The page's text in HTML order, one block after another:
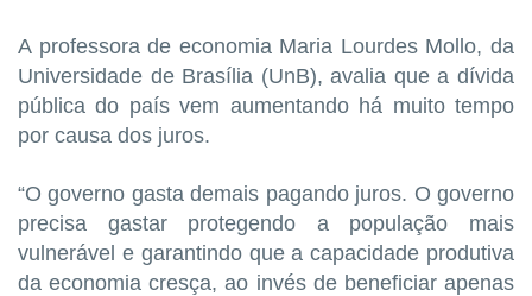
A professora de economia Maria Lourdes Mollo, da
Universidade de Brasília (UnB), avalia que a dívida
pública do país vem aumentando há muito tempo
por causa dos juros.
“O governo gasta demais pagando juros. O governo
precisa gastar protegendo a população mais
vulnerável e garantindo que a capacidade produtiva
da economia cresça, ao invés de beneficiar apenas